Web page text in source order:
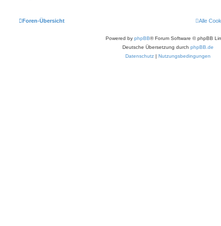
Foren-Übersicht Alle
Powered by phpBB® Forum Software © phpBB
Deutsche Übersetzung durch phpBB.de
Datenschutz | Nutzungsbedingungen